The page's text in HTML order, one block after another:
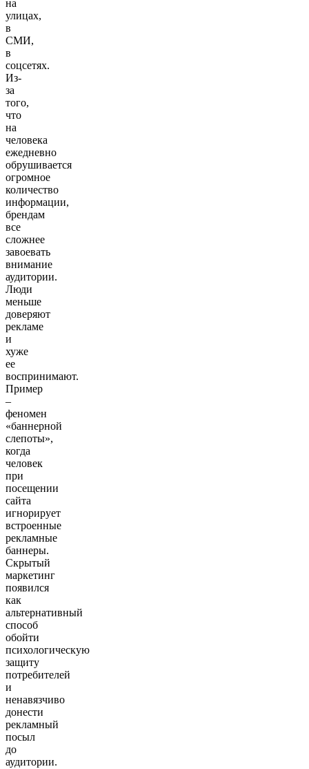
на
улицах,
в
СМИ,
в
соцсетях.
Из-
за
того,
что
на
человека
ежедневно
обрушивается
огромное
количество
информации,
брендам
все
сложнее
завоевать
внимание
аудитории.
Люди
меньше
доверяют
рекламе
и
хуже
ее
воспринимают.
Пример
–
феномен
«баннерной
слепоты»,
когда
человек
при
посещении
сайта
игнорирует
встроенные
рекламные
баннеры.
Скрытый
маркетинг
появился
как
альтернативный
способ
обойти
психологическую
защиту
потребителей
и
ненавязчиво
донести
рекламный
посыл
до
аудитории.